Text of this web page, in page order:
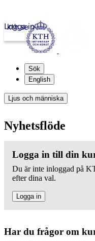
kth.se
Logga in
Sök
English
Ljus och människa
Nyhetsflöde
Logga in till din
Du är inte inloggad på
efter dina val.
Logga in
Har du frågor om